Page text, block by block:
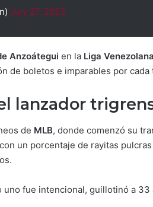
July 27, 2023
Anzoátegui en la Liga
de boletos e imparables por cada
lanzador
de MLB, donde comenzó su
un porcentaje de rayitas
fue intencional, guillotinó a